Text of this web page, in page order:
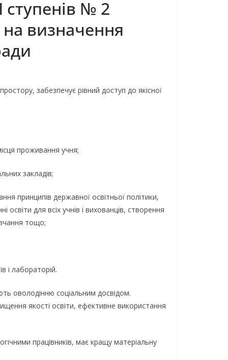
ступенів № 2
на визначення
забезпечує рівний доступ до якісної
проживання учня;
закладів;
принципів державної освітньої політики,
для всіх учнів і вихованців, створення
тощо;
і лабораторій.
оволодінню соціальним досвідом.
якості освіти, ефективне використання
працівників, має кращу матеріальну